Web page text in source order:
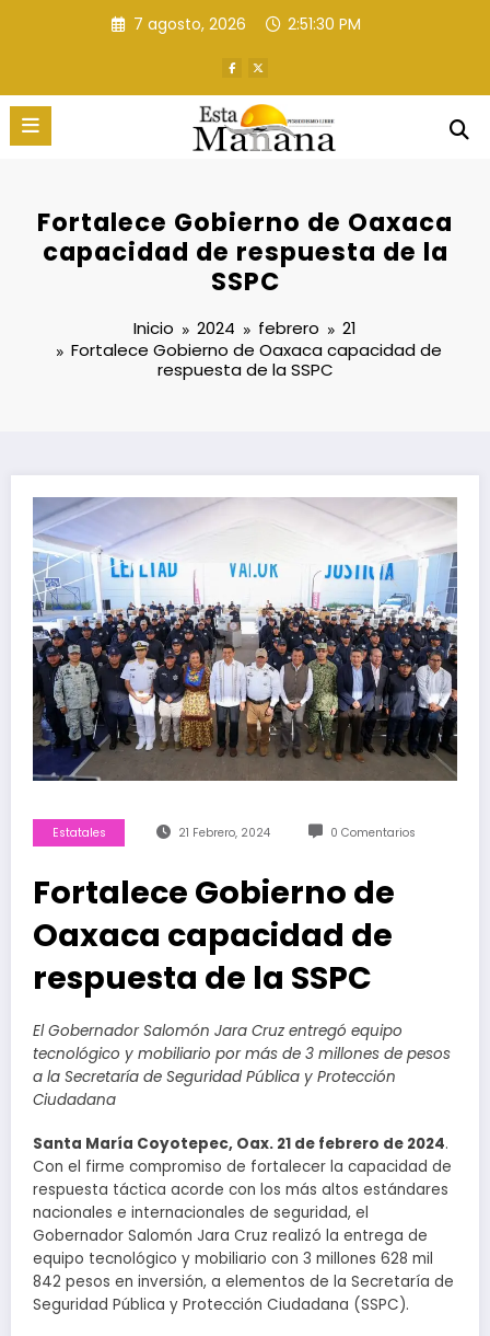
7 agosto, 2026 2:51:31 PM
Fortalece Gobierno de Oaxaca
capacidad de respuesta de la
SSPC
Inicio 2024 febrero
21
Fortalece Gobierno de Oaxaca capacidad de
respuesta de la SSPC
Estatales 21 Febrero, 2024 0 Comentarios
Fortalece Gobierno de
Oaxaca capacidad de
respuesta de la SSPC
El Gobernador Salomón Jara Cruz entregó equipo
tecnológico y mobiliario por más de 3 millones de pesos
a la Secretaría de Seguridad Pública y Protección
Ciudadana
Santa María Coyotepec, Oax. 21 de febrero de 2024.
Con el firme compromiso de fortalecer la capacidad de
respuesta táctica acorde con los más altos estándares
nacionales e internacionales de seguridad, el
Gobernador Salomón Jara Cruz realizó la entrega de
equipo tecnológico y mobiliario con 3 millones 628 mil
842 pesos en inversión, a elementos de la Secretaría de
Seguridad Pública y Protección Ciudadana (SSPC).